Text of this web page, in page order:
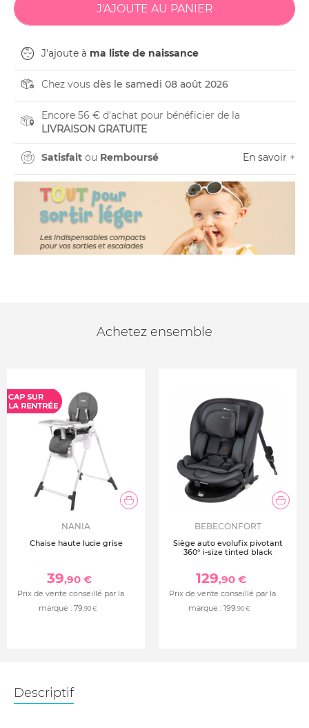
J'ajoute à ma liste de naissance
Chez vous dès le samedi 08 août 2026
Encore 56 € d'achat pour bénéficier de la
LIVRAISON GRATUITE
Satisfait ou Remboursé En savoir +
Achetez ensemble
NANIA
Chaise haute lucie grise
39,90 €
Prix de vente conseillé par la
marque : 79 ,90 €
BEBECONFORT
Siège auto evolufix pivotant
360° i-size tinted black
129,90 €
Prix de vente conseillé par la
marque : 199 ,90 €
Descriptif